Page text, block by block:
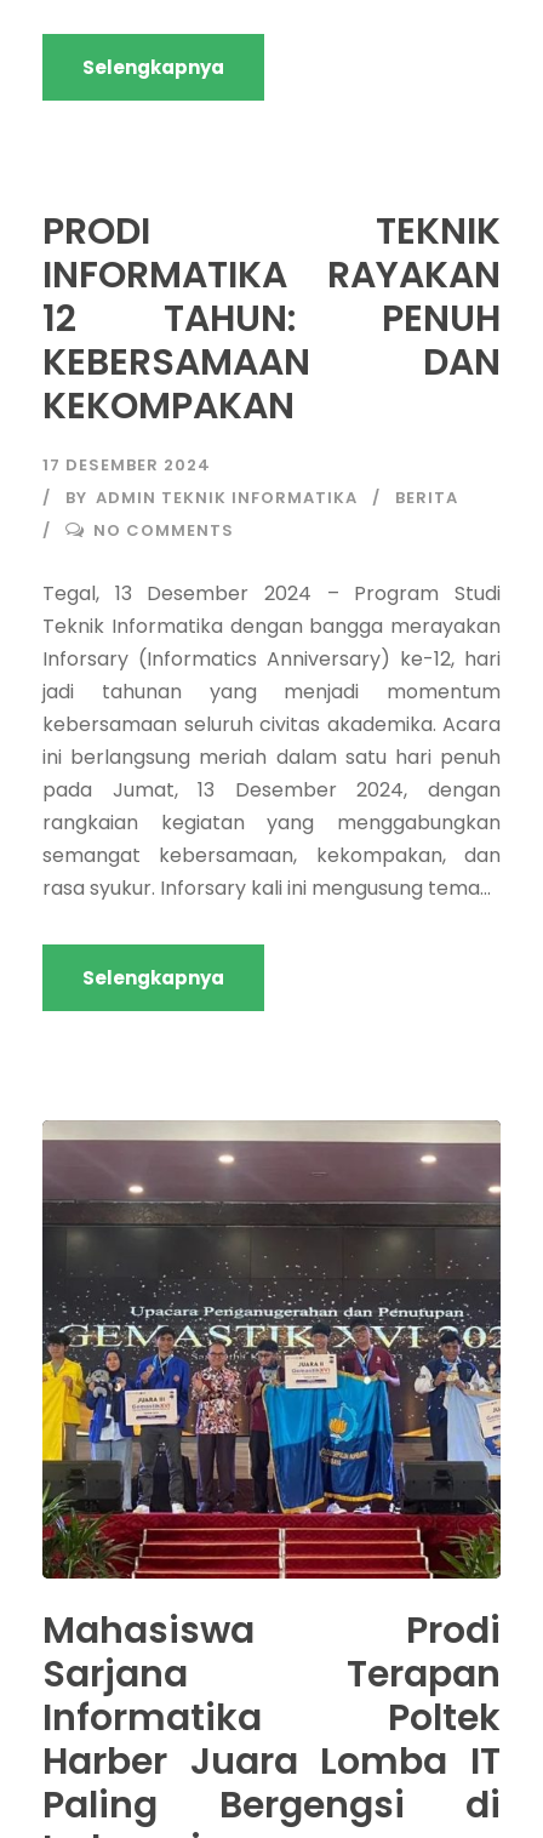
Selengkapnya
PRODI TEKNIK
INFORMATIKA RAYAKAN
12 TAHUN: PENUH
KEBERSAMAAN DAN
KEKOMPAKAN
17 DESEMBER 2024
BY ADMIN TEKNIK INFORMATIKA
BERITA
NO COMMENTS
Tegal, 13 Desember 2024 – Program Studi
Teknik Informatika dengan bangga merayakan
Inforsary (Informatics Anniversary) ke-12, hari
jadi tahunan yang menjadi momentum
kebersamaan seluruh civitas akademika. Acara
ini berlangsung meriah dalam satu hari penuh
pada Jumat, 13 Desember 2024, dengan
rangkaian kegiatan yang menggabungkan
semangat kebersamaan, kekompakan, dan
rasa syukur. Inforsary kali ini mengusung tema...
Selengkapnya
Mahasiswa Prodi
Sarjana Terapan
Informatika Poltek
Harber Juara Lomba IT
Paling Bergengsi di